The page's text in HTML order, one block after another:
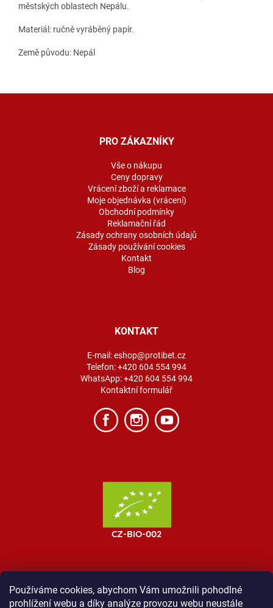
Používáme cookies, abychom Vám umožnili pohodlné
prohlížení webu a díky analýze provozu webu neustále
městských oblastech Nepálu.
Materiál: ručně vyráběný papír.
Země původu: Nepál
PRO ZÁKAZNÍKY
Vše o nákupu
Ceny dopravy
Vrácení zboží a reklamace
Moje objednávka (vrácení)
Obchodní podmínky
Reklamační řád
Zásady ochrany osobních údajů
Zásady používání cookies
Kontakt
Blog
KONTAKT
E-mail:eshop@protibet.cz
Telefon:+420 604 554 994
WhatsApp:+420 604 554 994
Kontaktní formulář